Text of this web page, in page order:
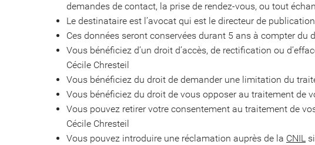
demandes de contact, la prise de rendez-vous, ou tout
Le destinataire est l’avocat qui est le directeur de
Ces données seront conservées durant 5 ans à compter du
Vous bénéficiez d’un droit d’accès, de rectification ou
Cécile Chresteil
Vous bénéficiez du droit de demander une limitation du
Vous bénéficiez du droit de vous opposer au traitement de
Vous pouvez retirer votre consentement au traitement de
Cécile Chresteil
Vous pouvez introduire une réclamation auprès de la CNIL